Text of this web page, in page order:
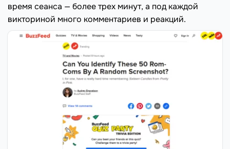
время сеанса — более трех минут, а под каждой
викториной много комментариев и реакций.